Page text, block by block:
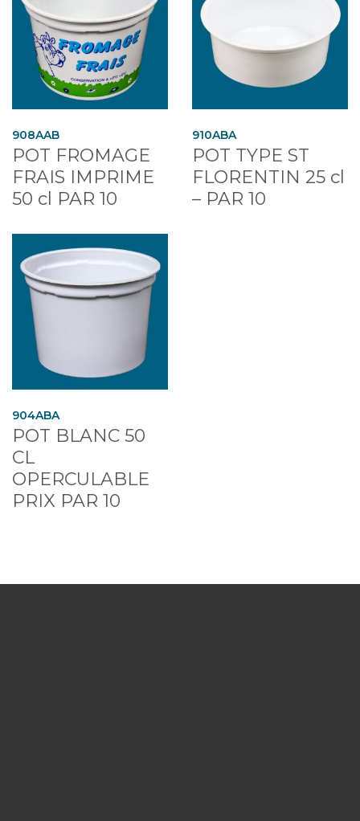
908AAB
POT FROMAGE
FRAIS IMPRIME
50 cl PAR 10
910ABA
POT TYPE ST
FLORENTIN 25 cl
– PAR 10
904ABA
POT BLANC 50
CL
OPERCULABLE
PRIX PAR 10